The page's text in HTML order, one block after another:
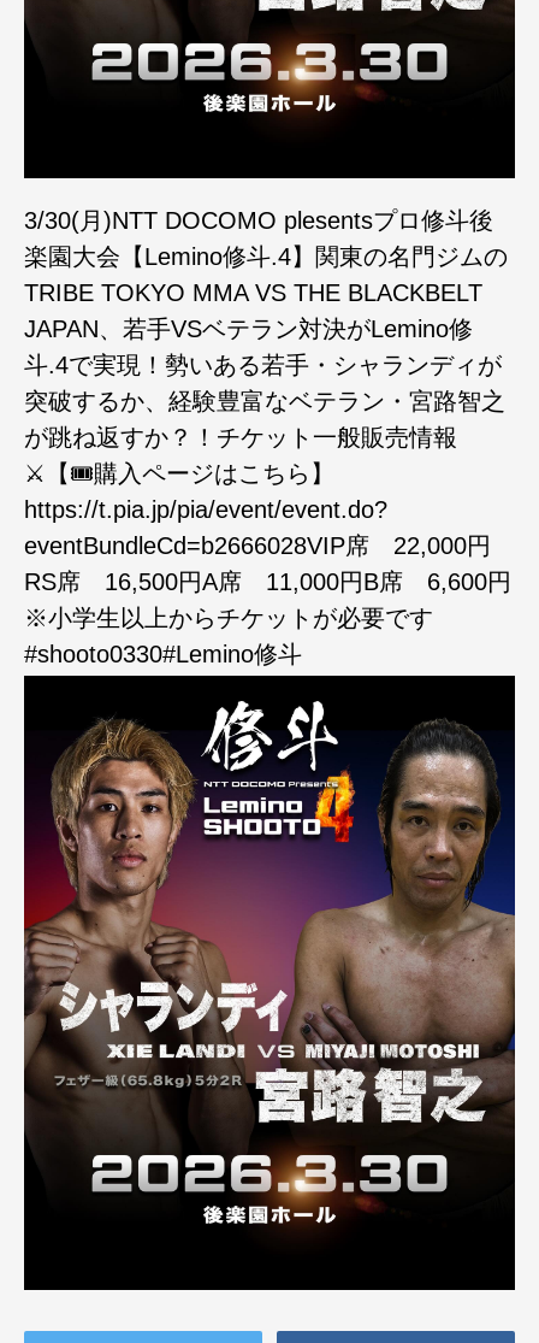
3/30(月)NTT DOCOMO plesentsプロ修斗後
楽園大会【Lemino修斗.4】関東の名門ジムの
TRIBE TOKYO MMA VS THE BLACKBELT
JAPAN、若手VSベテラン対決がLemino修
斗.4で実現！勢いある若手・シャランディが
突破するか、経験豊富なベテラン・宮路智之
が跳ね返すか？！チケット一般販売情報
⚔️【🎟️購入ページはこちら】
https://t.pia.jp/pia/event/event.do?
eventBundleCd=b2666028VIP席 22,000円
RS席 16,500円A席 11,000円B席 6,600円
※小学生以上からチケットが必要です
#shooto0330#Lemino修斗